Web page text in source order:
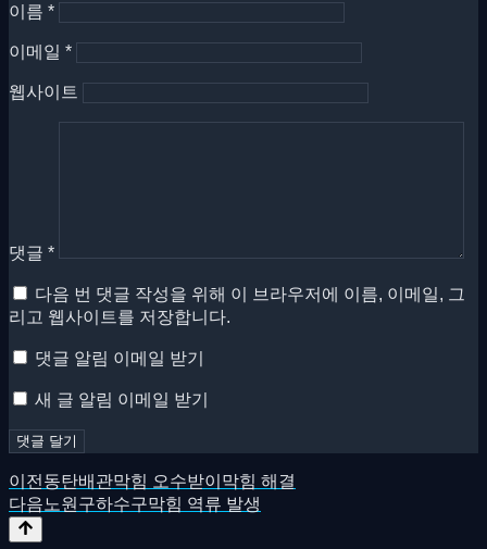
이름 *
이메일 *
웹사이트
댓글 *
다음 번 댓글 작성을 위해 이 브라우저에 이름, 이메일, 그
리고 웹사이트를 저장합니다.
댓글 알림 이메일 받기
새 글 알림 이메일 받기
이전 동탄배관막힘 오수받이막힘 해결
다음 노원구하수구막힘 역류 발생